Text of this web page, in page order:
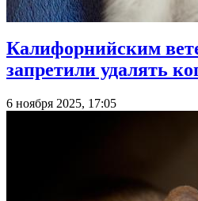
Калифорнийским
запретили удалять
6 ноября 2025, 17:05